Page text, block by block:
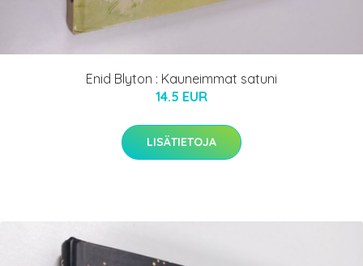
Enid Blyton : Kauneimmat satuni
14.5 EUR
LISÄTIETOJA